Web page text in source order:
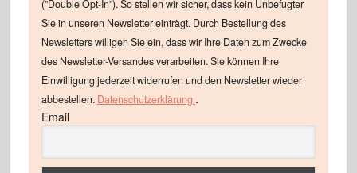
("Double Opt-In"). So stellen wir sicher, dass kein Unbefugter
Sie in unseren Newsletter einträgt. Durch Bestellung des
Newsletters willigen Sie ein, dass wir Ihre Daten zum Zwecke
des Newsletter-Versandes verarbeiten. Sie können Ihre
Einwilligung jederzeit widerrufen und den Newsletter wieder
abbestellen. Datenschutzerklärung .
Email